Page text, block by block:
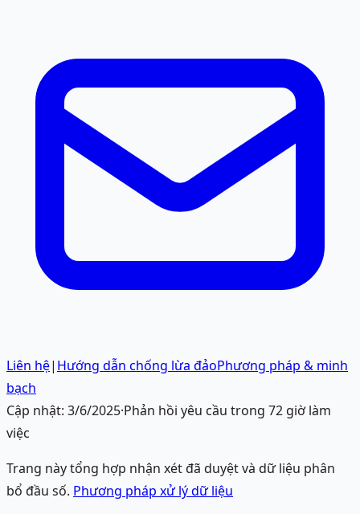
Liên hệ| Hướng dẫn chống lừa đảoPhương pháp & minh
bạch
Cập nhật: 3/6/2025·Phản hồi yêu cầu trong 72 giờ làm
việc
Trang này tổng hợp nhận xét đã duyệt và dữ liệu phân
bổ đầu số. Phương pháp xử lý dữ liệu